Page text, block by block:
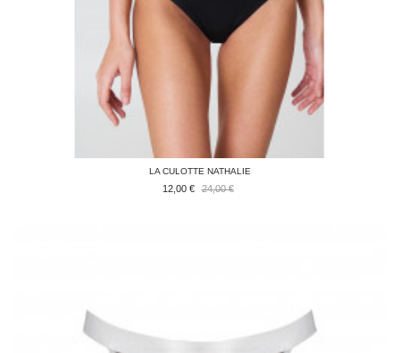
LA CULOTTE NATHALIE
12,00 € 24,00 €